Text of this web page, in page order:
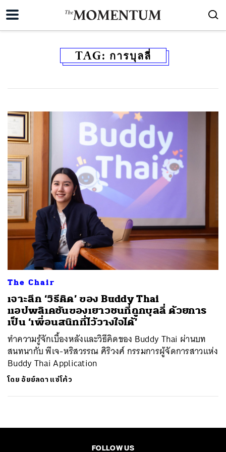
TAG: การบุลลี่
The Chair
เจาะลึก ‘วิธีคิด’ ของ Buddy Thai
แอปพลิเคชันของเยาวชนที่ถูกบุลลี่ ด้วยการ
เป็น ‘เพื่อนสนิทที่ไว้วางใจได้’
ทำความรู้จักเบื้องหลังและวิธีคิดของ Buddy Thai ผ่านบท
สนทนากับ พีเจ-หริสวรรณ ศิริวงศ์ กรรมการผู้จัดการสาวแห่ง
Buddy Thai Application
โดย อัยย์ลดา แซ่โค้ว
FOLLOW US
ค้นหา
SHARE TWEET